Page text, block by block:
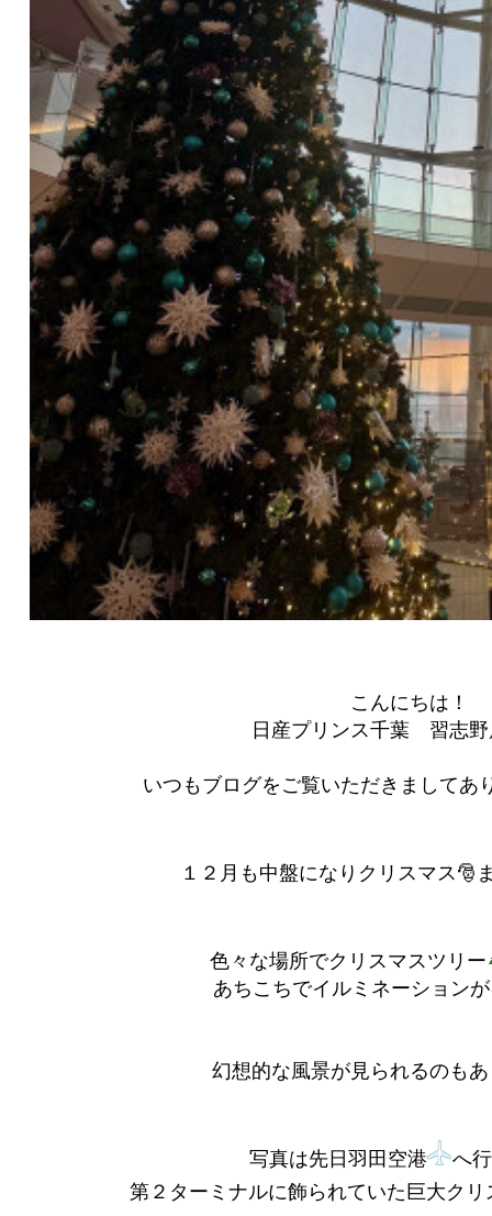
こんにちは！
日産プリンス千葉 習志野
いつもブログをご覧いただきましてあ
１２月も中盤になりクリスマス🎅
色々な場所でクリスマスツリー
あちこちでイルミネーション
幻想的な風景が見られるのも
写真は先日羽田空港
へ
第２ターミナルに飾られていた巨大ク